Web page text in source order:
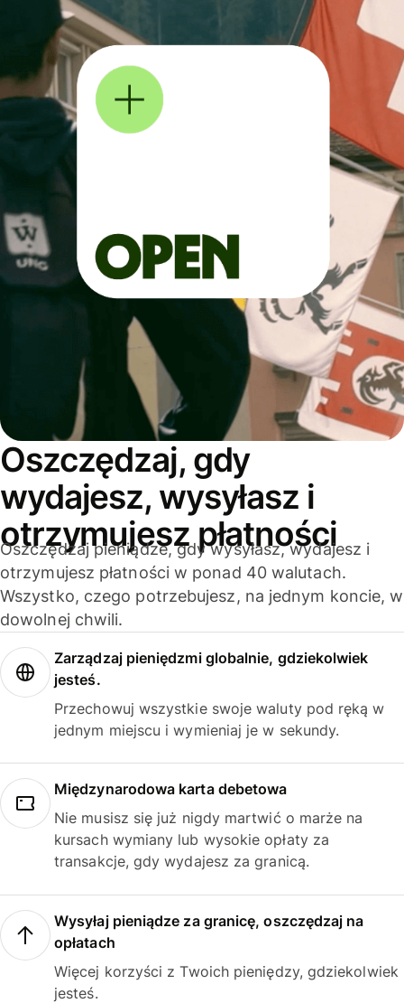
Oszczędzaj, gdy
wydajesz, wysyłasz i
otrzymujesz płatności
Oszczędzaj pieniądze, gdy wysyłasz, wydajesz i
otrzymujesz płatności w ponad 40 walutach.
Wszystko, czego potrzebujesz, na jednym koncie, w
dowolnej chwili.
Zarządzaj pieniędzmi globalnie, gdziekolwiek
jesteś.
Przechowuj wszystkie swoje waluty pod ręką w
jednym miejscu i wymieniaj je w sekundy.
Międzynarodowa karta debetowa
Nie musisz się już nigdy martwić o marże na
kursach wymiany lub wysokie opłaty za
transakcje, gdy wydajesz za granicą.
Wysyłaj pieniądze za granicę, oszczędzaj na
opłatach
Więcej korzyści z Twoich pieniędzy, gdziekolwiek
jesteś.